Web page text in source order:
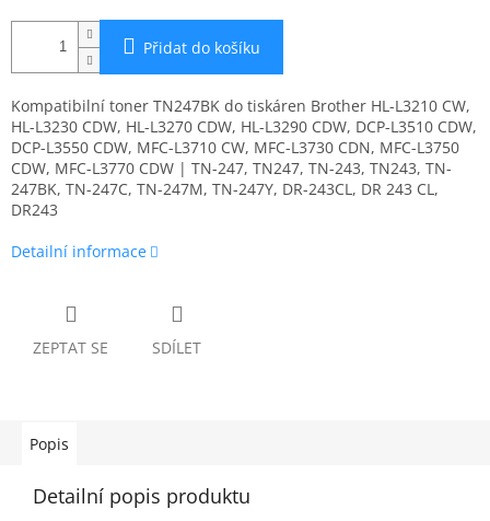
Přidat do košíku
Kompatibilní toner TN247BK do tiskáren Brother HL-L3210 CW,
HL-L3230 CDW, HL-L3270 CDW, HL-L3290 CDW, DCP-L3510 CDW,
DCP-L3550 CDW, MFC-L3710 CW, MFC-L3730 CDN, MFC-L3750
CDW, MFC-L3770 CDW | TN-247, TN247, TN-243, TN243, TN-
247BK, TN-247C, TN-247M, TN-247Y, DR-243CL, DR 243 CL,
DR243
Detailní informace
ZEPTAT SE SDÍLET
Popis
Detailní popis produktu